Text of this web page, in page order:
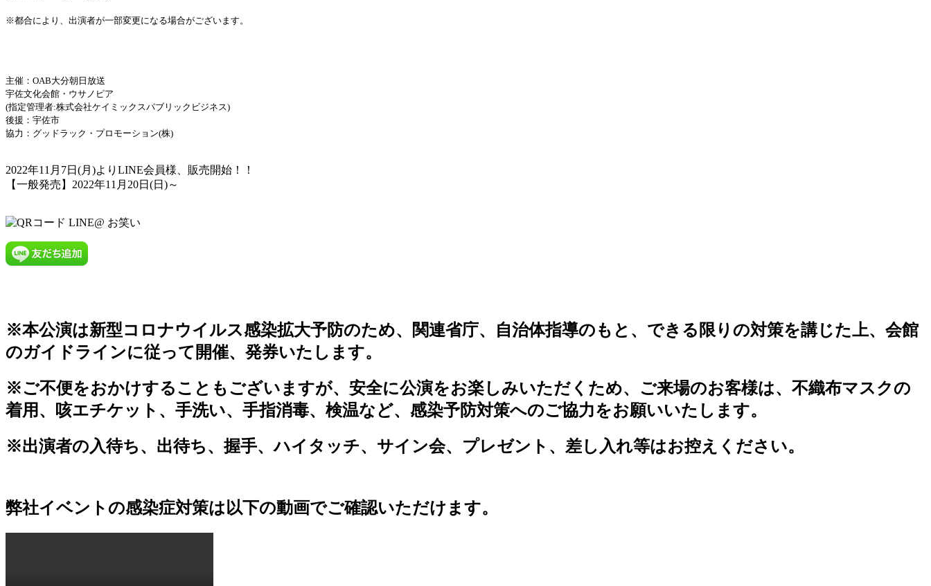
※都合により、出演者が一部変更になる場合がございます。
主催：OAB大分朝日放送
宇佐文化会館・ウサノピア
(指定管理者:株式会社ケイミックスパブリックビジネス)
後援：宇佐市
協力：グッドラック・プロモーション(株)
2022年11月7日(月)よりLINE会員様、販売開始！！
【一般発売】2022年11月20日(日)～
※本公演は新型コロナウイルス感染拡大予防のため、関連省庁、自治体指導のもと、できる限りの対策を講じた上、会館
のガイドラインに従って開催、発券いたします。
※ご不便をおかけすることもございますが、安全に公演をお楽しみいただくため、ご来場のお客様は、不織布マスクの
着用、咳エチケット、手洗い、手指消毒、検温など、感染予防対策へのご協力をお願いいたします。
※出演者の入待ち、出待ち、握手、ハイタッチ、サイン会、プレゼント、差し入れ等はお控えください。
弊社イベントの感染症対策は以下の動画でご確認いただけます。